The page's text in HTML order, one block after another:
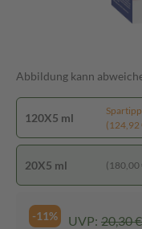
Abbildung kann
120X5 ml
Spartipp
(124,92
20X5 ml (180,00
-11% UVP: 20,30 €